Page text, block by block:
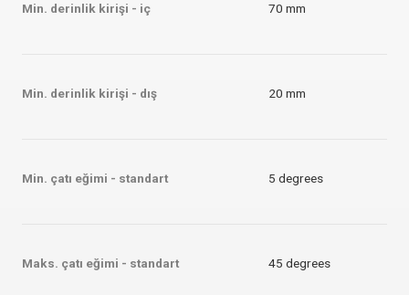
Min. derinlik kirişi - iç 70 mm
Min. derinlik kirişi - dış 20 mm
Min. çatı eğimi - standart 5 degrees
Maks. çatı eğimi - standart 45 degrees